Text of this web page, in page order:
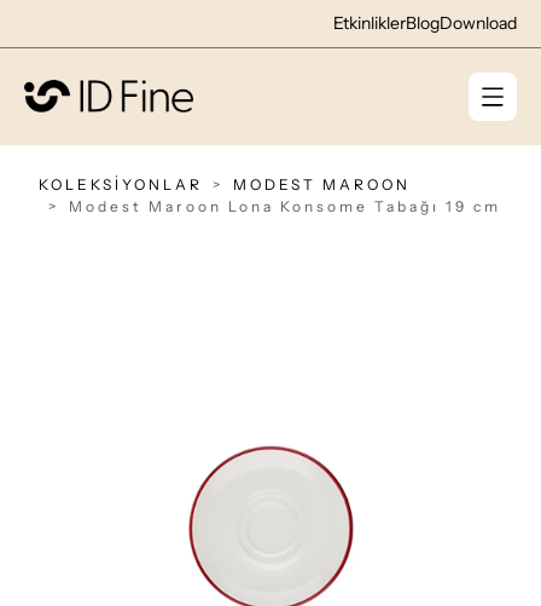
EtkinliklerBlogDownload
KOLEKSİYONLAR
MODEST MAROON
Modest Maroon Lona Konsome Tabağı 19 cm